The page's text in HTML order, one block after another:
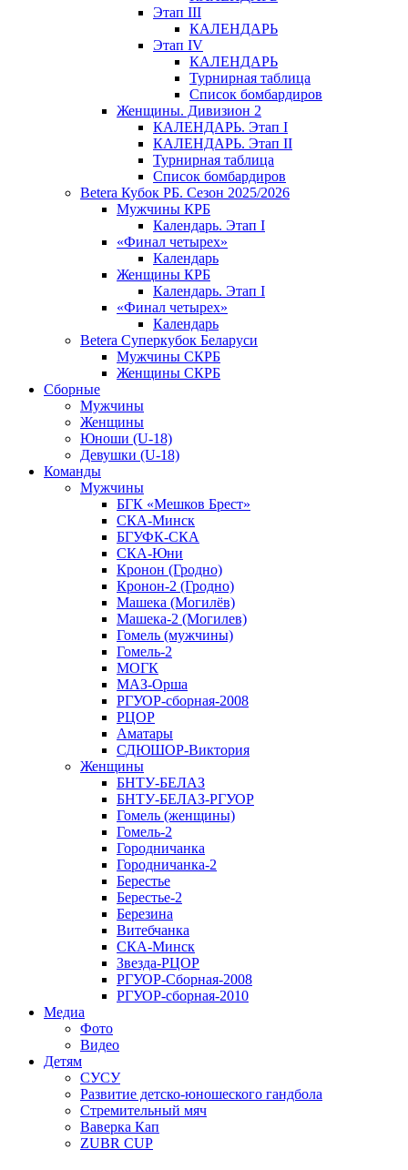
Этап III
КАЛЕНДАРЬ
Этап IV
КАЛЕНДАРЬ
Турнирная таблица
Список бомбардиров
Женщины. Дивизион 2
КАЛЕНДАРЬ. Этап I
КАЛЕНДАРЬ. Этап II
Турнирная таблица
Список бомбардиров
Betera Кубок РБ. Сезон 2025/2026
Мужчины КРБ
Календарь. Этап I
«Финал четырех»
Календарь
Женщины КРБ
Календарь. Этап I
«Финал четырех»
Календарь
Betera Суперкубок Беларуси
Мужчины СКРБ
Женщины СКРБ
Сборные
Мужчины
Женщины
Юноши (U-18)
Девушки (U-18)
Команды
Мужчины
БГК «Мешков Брест»
СКА-Минск
БГУФК-СКА
СКА-Юни
Кронон (Гродно)
Кронон-2 (Гродно)
Машека (Могилёв)
Машека-2 (Могилев)
Гомель (мужчины)
Гомель-2
МОГК
МАЗ-Орша
РГУОР-сборная-2008
РЦОР
Аматары
СДЮШОР-Виктория
Женщины
БНТУ-БЕЛАЗ
БНТУ-БЕЛАЗ-РГУОР
Гомель (женщины)
Гомель-2
Городничанка
Городничанка-2
Берестье
Берестье-2
Березина
Витебчанка
СКА-Минск
Звезда-РЦОР
РГУОР-Сборная-2008
РГУОР-сборная-2010
Медиа
Фото
Видео
Детям
СУСУ
Развитие детско-юношеского гандбола
Стремительный мяч
Ваверка Кап
ZUBR CUP